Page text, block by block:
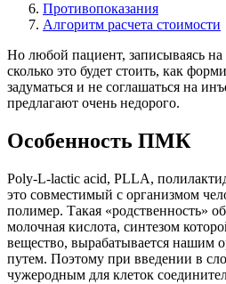
Противопоказания
Алгоритм расчета стоимости
Но любой пациент, записываясь на
сколько это будет стоить, как
задуматься и не соглашаться на
предлагают очень недорого.
Особенность ПМК
Poly-L-lactic acid, PLLA,
это совместимый с организмом
полимер. Такая «родственность»
молочная кислота, синтезом
вещество, вырабатывается нашим
путем. Поэтому при введении в
чужеродным для клеток